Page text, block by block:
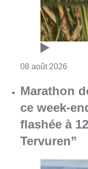
08 août 2026
Marathon
ce week-
flashée à
Tervuren”